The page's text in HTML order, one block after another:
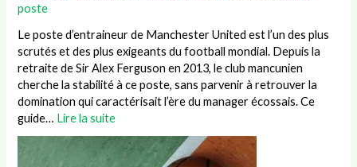
poste
Le poste d’entraineur de Manchester United est l’un des plus
scrutés et des plus exigeants du football mondial. Depuis la
retraite de Sir Alex Ferguson en 2013, le club mancunien
cherche la stabilité à ce poste, sans parvenir à retrouver la
domination qui caractérisait l’ère du manager écossais. Ce
guide… Lire la suite